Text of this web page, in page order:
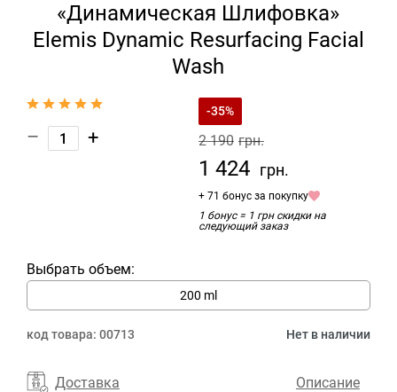
«Динамическая Шлифовка»
Elemis Dynamic Resurfacing Facial
Wash
– +
-35%
2 190 грн.
1 424 грн.
+ 71 бонус за покупку
1 бонус = 1 грн скидки на
следующий заказ
Выбрать объем:
200 ml
код товара: 00713 Нет в наличии
Доставка
Описание